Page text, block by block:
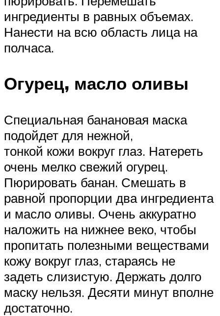
ингредиенты в равных объемах.
Нанести на всю область лица на
полчаса.
Огурец, масло оливы
Специальная банановая маска
подойдет для нежной,
тонкой кожи вокруг глаз. Натереть
очень мелко свежий огурец.
Пюрировать банан. Смешать в
равной пропорции два ингредиента
и масло оливы. Очень аккуратно
наложить на нижнее веко, чтобы
пропитать полезными веществами
кожу вокруг глаз, стараясь не
задеть слизистую. Держать долго
маску нельзя. Десяти минут вполне
достаточно.